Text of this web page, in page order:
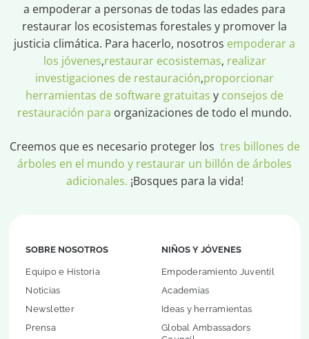
a empoderar a personas de todas las edades para
restaurar los ecosistemas forestales y promover la
justicia climática. Para hacerlo, nosotros empoderar a
los jóvenes,restaurar ecosistemas, realizar
investigaciones de restauración,proporcionar
herramientas de software gratuitas y consejos de
restauración para organizaciones de todo el mundo.
Creemos que es necesario proteger los tres billones de
árboles en el mundo y restaurar un billón de árboles
adicionales. ¡Bosques para la vida!
SOBRE NOSOTROS
Equipo e Historia
Noticias
Newsletter
Prensa
NIÑOS Y JÓVENES
Empoderamiento Juventil
Academias
Ideas y herramientas
Global Ambassadors